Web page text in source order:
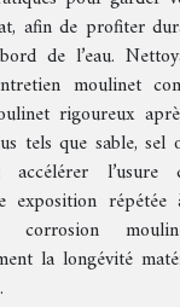
afin de profiter
de l’eau.
moulinet
rigoureux
tels que sable, sel
l’usure
exposition répétée
corrosion
la longévité